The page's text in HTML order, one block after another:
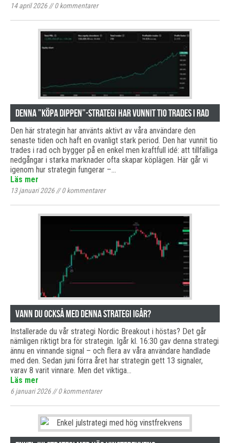
14 april 2026//0kommentarer
Denna ”köpa dippen”-strategi har vunnit tio trades i rad
Den här strategin har använts aktivt av våra användare den
senaste tiden och haft en ovanligt stark period. Den har vunnit tio
trades i rad och bygger på en enkel men kraftfull idé: att tillfälliga
nedgångar i starka marknader ofta skapar köplägen. Här går vi
igenom hur strategin fungerar –…
Läs mer
13 januari 2026//0kommentarer
Vann du också med denna strategi igår?
Installerade du vår strategi Nordic Breakout i höstas? Det går
nämligen riktigt bra för strategin. Igår kl. 16:30 gav denna strategi
ännu en vinnande signal – och flera av våra användare handlade
med den. Sedan juni förra året har strategin gett 13 signaler,
varav 8 varit vinnare. Men det viktiga…
Läs mer
6 januari 2026//0kommentarer